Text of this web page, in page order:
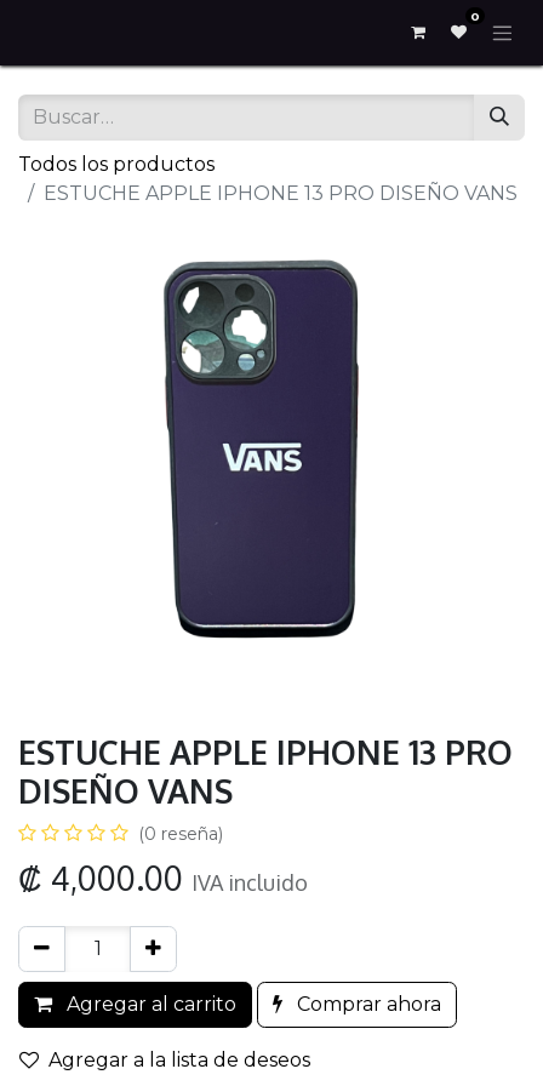
0
Todos los productos
ESTUCHE APPLE IPHONE 13 PRO DISEÑO VANS
ESTUCHE APPLE IPHONE 13 PRO
DISEÑO VANS
(0 reseña)
₡ 4,000.00 IVA incluido
Agregar al carrito Comprar ahora
Agregar a la lista de deseos